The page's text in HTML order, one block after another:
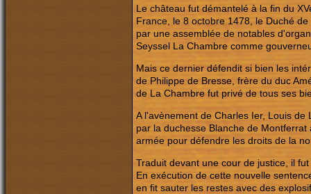
Le château fut démantelé à la fin du
France, le 8 octobre 1478, le Duché
par une assemblée de notables
Seyssel La Chambre comme
Mais ce dernier défendit si bien les
de Philippe de Bresse, frère du duc
de La Chambre fut privé de tous ses
A l'avènement de Charles Ier, Louis
par la duchesse Blanche de
armée pour défendre les droits de la
Traduit devant une cour de justice, il
En exécution de cette nouvelle
en fit sauter les restes avec des